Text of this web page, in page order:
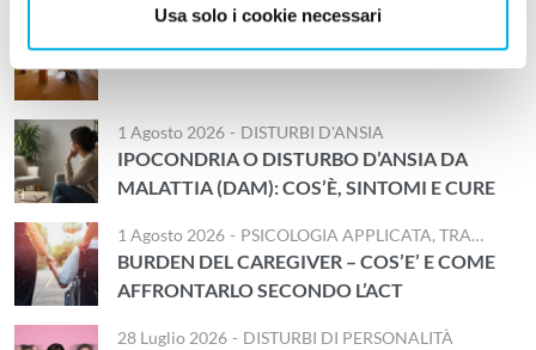
Usa solo i cookie necessari
5 Agosto 2026 -
RICOVERO PER ANORESSIA NERVOSA
1 Agosto 2026 - DISTURBI D'ANSIA
IPOCONDRIA O DISTURBO D’ANSIA DA
MALATTIA (DAM): COS’È, SINTOMI E CURE
1 Agosto 2026 - PSICOLOGIA APPLICATA, TRAUMA E DISTURBI STRESS CORRELATI
BURDEN DEL CAREGIVER – COS’E’ E COME
AFFRONTARLO SECONDO L’ACT
28 Luglio 2026 - DISTURBI DI PERSONALITÀ